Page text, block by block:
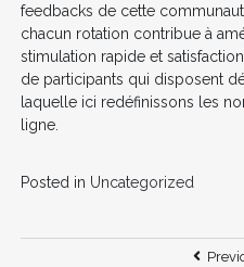
feedbacks de cette
chacun rotation contribue à
stimulation rapide et
de participants qui disposent
laquelle ici redéfinissons les
ligne.
Posted in Uncategorized